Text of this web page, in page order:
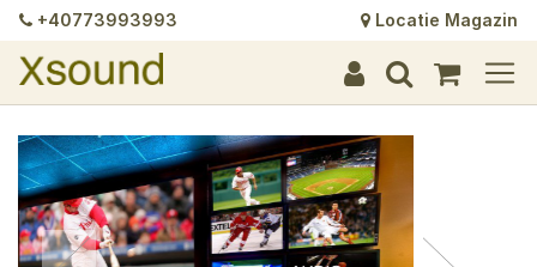
+40773993993 Locatie Magazin
+
+
+
+
+
+
+
+
+
+
+
+
+
+